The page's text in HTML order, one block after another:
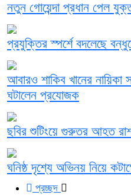
প্রচ্ছদ
নতুন গোয়েন্দা প্রধান পেল
প্রযুক্তির স্পর্শে বদলেছে
আবারও শাকিব খানের নায়িকা
ঘটালেন প্রযোজক
ছবির শুটিংয়ে গুরুতর আহত
ঘনিষ্ঠ দৃশ্যে অভিনয় নিয়ে